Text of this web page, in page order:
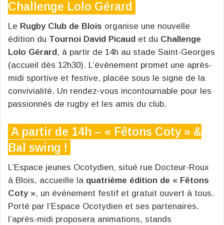
Challenge Lolo Gérard
Le Rugby Club de Blois organise une nouvelle
édition du Tournoi David Picaud et du Challenge
Lolo Gérard , à partir de 14h au stade Saint-Georges
(accueil dès 12h30). L’événement promet une après-
midi sportive et festive, placée sous le signe de la
convivialité. Un rendez-vous incontournable pour les
passionnés de rugby et les amis du club.
A partir de 14h – « Fêtons Coty » &
Bal swing !
L’Espace jeunes Ocotydien, situé rue Docteur-Roux
à Blois, accueille la quatrième édition de « Fêtons
Coty », un événement festif et gratuit ouvert à tous.
Porté par l’Espace Ocotydien et ses partenaires,
l’après-midi proposera animations, stands